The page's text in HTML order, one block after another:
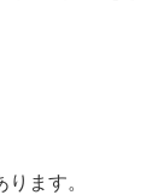
ます。